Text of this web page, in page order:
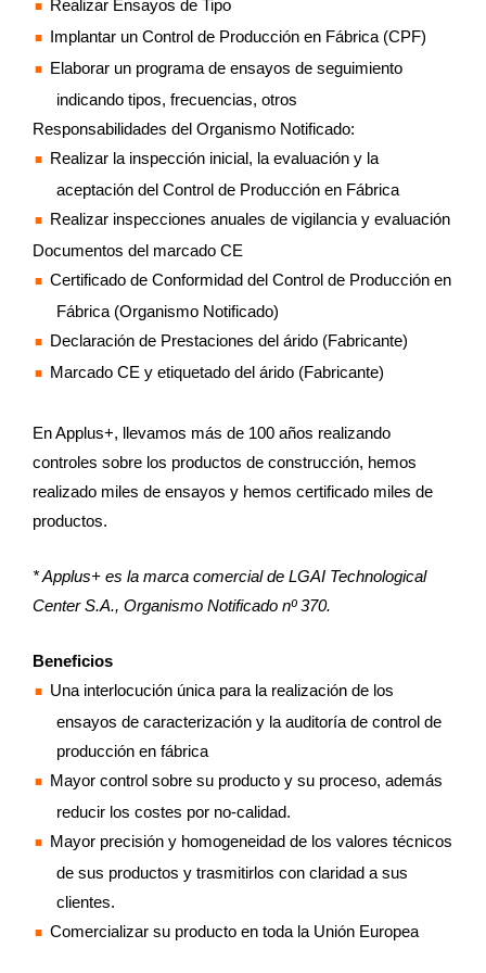
Realizar Ensayos de Tipo
Implantar un Control de Producción en Fábrica (CPF)
Elaborar un programa de ensayos de seguimiento
indicando tipos, frecuencias, otros
Responsabilidades del Organismo Notificado:
Realizar la inspección inicial, la evaluación y la
aceptación del Control de Producción en Fábrica
Realizar inspecciones anuales de vigilancia y evaluación
Documentos del marcado CE
Certificado de Conformidad del Control de Producción en
Fábrica (Organismo Notificado)
Declaración de Prestaciones del árido (Fabricante)
Marcado CE y etiquetado del árido (Fabricante)
En Applus+, llevamos más de 100 años realizando
controles sobre los productos de construcción, hemos
realizado miles de ensayos y hemos certificado miles de
productos.
* Applus+ es la marca comercial de LGAI Technological
Center S.A., Organismo Notificado nº 370.
Beneficios
Una interlocución única para la realización de los
ensayos de caracterización y la auditoría de control de
producción en fábrica
Mayor control sobre su producto y su proceso, además
reducir los costes por no-calidad.
Mayor precisión y homogeneidad de los valores técnicos
de sus productos y trasmitirlos con claridad a sus
clientes.
Comercializar su producto en toda la Unión Europea